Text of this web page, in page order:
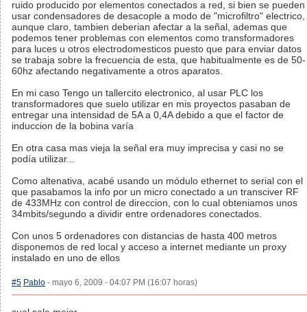
ruido producido por elementos conectados a red, si bien se pueden
usar condensadores de desacople a modo de "microfiltro" electrico,
aunque claro, tambien deberian afectar a la señal, ademas que
podemos tener problemas con elementos como transformadores
para luces u otros electrodomesticos puesto que para enviar datos
se trabaja sobre la frecuencia de esta, que habitualmente es de 50-
60hz afectando negativamente a otros aparatos.
En mi caso Tengo un tallercito electronico, al usar PLC los
transformadores que suelo utilizar en mis proyectos pasaban de
entregar una intensidad de 5A a 0,4A debido a que el factor de
induccion de la bobina varía
En otra casa mas vieja la señal era muy imprecisa y casi no se
podía utilizar...
Como altenativa, acabé usando un módulo ethernet to serial con el
que pasabamos la info por un micro conectado a un transciver RF
de 433MHz con control de direccion, con lo cual obteniamos unos
34mbits/segundo a dividir entre ordenadores conectados.
Con unos 5 ordenadores con distancias de hasta 400 metros
disponemos de red local y acceso a internet mediante un proxy
instalado en uno de ellos
#5 Pablo - mayo 6, 2009 - 04:07 PM (16:07 horas)